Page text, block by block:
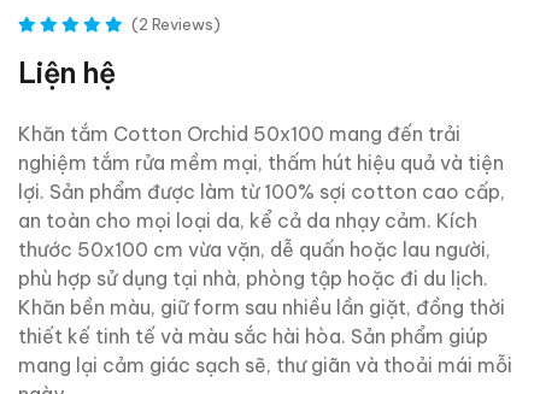
(2 Reviews)
Liện hệ
Khăn tắm Cotton Orchid 50x100 mang đến trải
nghiệm tắm rửa mềm mại, thấm hút hiệu quả và tiện
lợi. Sản phẩm được làm từ 100% sợi cotton cao cấp,
an toàn cho mọi loại da, kể cả da nhạy cảm. Kích
thước 50x100 cm vừa vặn, dễ quấn hoặc lau người,
phù hợp sử dụng tại nhà, phòng tập hoặc đi du lịch.
Khăn bền màu, giữ form sau nhiều lần giặt, đồng thời
thiết kế tinh tế và màu sắc hài hòa. Sản phẩm giúp
mang lại cảm giác sạch sẽ, thư giãn và thoải mái mỗi